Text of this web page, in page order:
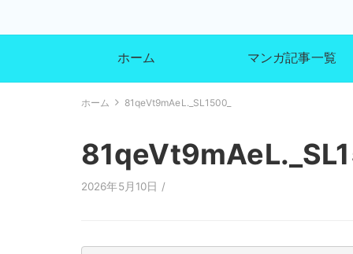
ホーム マンガ記事一覧
ホーム 81qeVt9mAeL._SL1500_
2026年5月10日 /